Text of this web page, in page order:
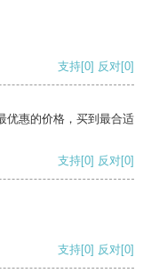
支持[0] 反对[0]
优惠的价格，买到最合适
支持[0] 反对[0]
支持[0] 反对[0]